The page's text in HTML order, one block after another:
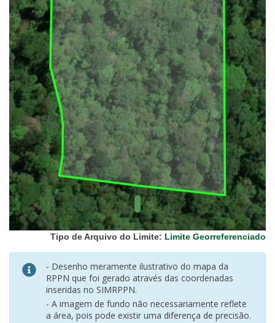
UC Estaduais
UC
Municipais
Hidrografia
1:1.000.000
(ANA)
Biomas
(IBGE)
Vegetação
(IBGE)
Rodovias
(IBGE)
Relevo
(IBGE)
Tipo de Arquivo do Limite: Limite Georreferenciado
- Desenho meramente ilustrativo do mapa da
RPPN que foi gerado através das coordenadas
inseridas no SIMRPPN.
- A imagem de fundo não necessariamente reflete
a área, pois pode existir uma diferença de precisão.